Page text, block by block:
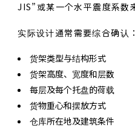
JIS”或某一个水平震度系数
实际设计通常需要综合确认：
货架类型与结构形式
货架高度、宽度和层数
每层及每个托盘的荷载
货物重心和摆放方式
仓库所在地及建筑条件